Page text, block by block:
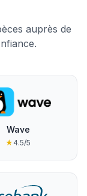
auprès de
Wave
★ 4.5/5